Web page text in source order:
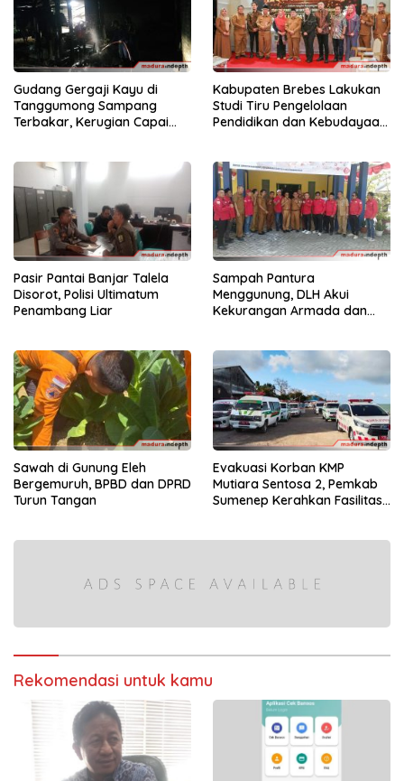
Gudang Gergaji Kayu di
Tanggumong Sampang
Terbakar, Kerugian Capai
Kabupaten Brebes Lakukan
Studi Tiru Pengelolaan
Pendidikan dan Kebudayaan
Pasir Pantai Banjar Talela
Disorot, Polisi Ultimatum
Penambang Liar
Sampah Pantura
Menggunung, DLH Akui
Kekurangan Armada dan
Sawah di Gunung Eleh
Bergemuruh, BPBD dan DPRD
Turun Tangan
Evakuasi Korban KMP
Mutiara Sentosa 2, Pemkab
Sumenep Kerahkan Fasilitas
Rekomendasi untuk kamu